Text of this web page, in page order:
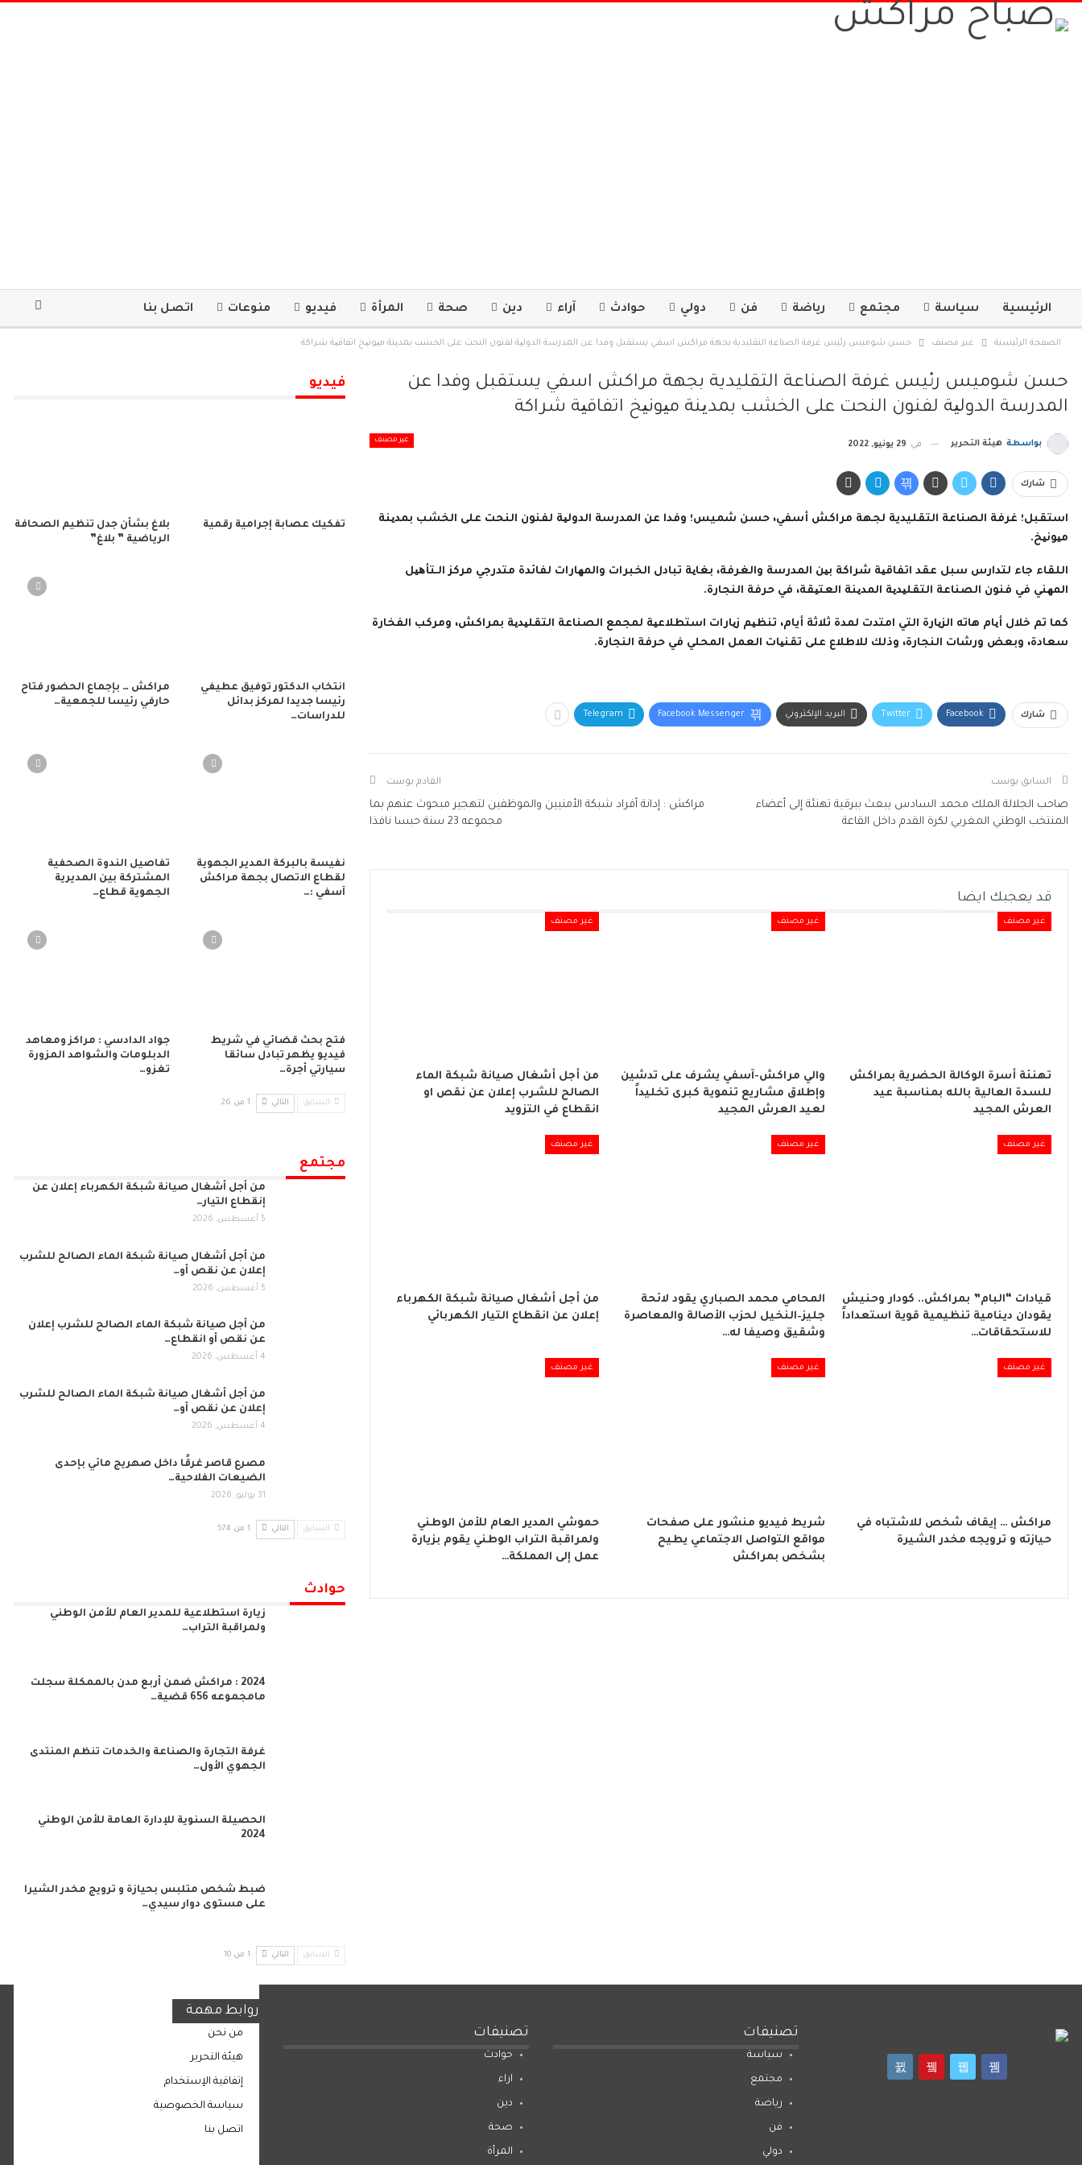
الرئيسية سياسة مجتمع رياضة فن دولي حوادث آراء دين صحة المرأة فيديو منوعات اتصل بنا
الصفحة الرئيسية غير مصنف حسن شوميس رئيس غرفة الصناعة التقليدية بجهة مراكش اسفي يستقبل وفدا عن المدرسة الدولیة لفنون النحت على الخشب بمدینة میونیخ اتفاقیة شراكة
حسن شوميس رئيس غرفة الصناعة التقليدية بجهة مراكش اسفي يستقبل وفدا عن
المدرسة الدولیة لفنون النحت على الخشب بمدینة میونیخ اتفاقیة شراكة
غير مصنف بواسطة هيئة التحرير في 29 يونيو, 2022
شارك
استقبل؛ غرفة الصناعة التقليدية لجهة مراكش أسفي، حسن شميس؛ وفدا عن المدرسة الدولیة لفنون النحت على الخشب بمدینة
میونیخ.
اللقاء جاء لتدارس سبل عقد اتفاقیة شراكة بین المدرسة والغرفة، بغایة تبادل الخبرات والمھارات لفائدة متدرجي مركز الـتأھیل
المھني في فنون الصناعة التقلیدیة المدینة العتیقة، في حرفة النجارة.
كما تم خلال أیام هاته الزیارة التي امتدت لمدة ثلاثة أيام، تنظیم زیارات استطلاعیة لمجمع الصناعة التقلیدیة بمراكش، ومركب الفخارة
سعادة، وبعض ورشات النجارة، وذلك للاطلاع على تقنیات العمل المحلي في حرفة النجارة.
شارك Facebook
Twitter البريد الإلكتروني Facebook Messenger
Telegram
السابق بوست
صاحب الجلالة الملك محمد السادس يبعث ببرقية تهنئة إلى أعضاء
المنتخب الوطني المغربي لكرة القدم داخل القاعة
القادم بوست
مراكش : إدانة أفراد شبكة الأمنيين والموظفين لتهجير مبحوث عنهم بما
مجموعه 23 سنة حبسا نافذا
قد يعجبك ايضا
غير مصنف
تهنئة أسرة الوكالة الحضرية بمراكش
للسدة العالية بالله بمناسبة عيد
العرش المجيد
غير مصنف
والي مراكش-آسفي يشرف على تدشين
وإطلاق مشاريع تنموية كبرى تخليداً
لعيد العرش المجيد
غير مصنف
من أجل أشغال صيانة شبكة الماء
الصالح للشرب إعلان عن نقص او
انقطاع في التزويد
غير مصنف
قيادات “البام” بمراكش.. كودار وحنيش
يقودان دينامية تنظيمية قوية استعداداً
للاستحقاقات…
غير مصنف
المحامي محمد الصباري يقود لائحة
جليز–النخيل لحزب الأصالة والمعاصرة
وشقيق وصيفا له…
غير مصنف
من أجل أشغال صيانة شبكة الكهرباء
إعلان عن انقطاع التيار الكهربائي
غير مصنف
مراكش … إيقاف شخص للاشتباه في
حيازته و ترويجه مخدر الشيرة
غير مصنف
شريط فيديو منشور على صفحات
مواقع التواصل الاجتماعي يطيح
بشخص بمراكش
غير مصنف
حموشي المدير العام للأمن الوطني
ولمراقبة التراب الوطني يقوم بزيارة
عمل إلى المملكة…
فيديو
تفكيك عصابة إجرامية رقمية
بلاغ بشأن جدل تنظيم الصحافة
الرياضية ” بلاغ”
انتخاب الدكتور توفيق عطيفي
رئيسا جديدا لمركز بدائل
للدراسات…
مراكش … بإجماع الحضور فتاح
حارفي رئيسا للجمعية…
نفيسة بالبركة المدير الجهوية
لقطاع الاتصال بجهة مراكش
آسفي :…
تفاصيل الندوة الصحفية
المشتركة بين المديرية
الجهوية قطاع…
فتح بحث قضائي في شريط
فيديو يظهر تبادل سائقا
سيارتي أجرة…
جواد الدادسي : مراكز ومعاهد
الدبلومات والشواهد المزورة
تغزو…
السابق التالي 1 من 26
مجتمع
من أجل أشغال صيانة شبكة الكهرباء إعلان عن
إنقطاع التيار…
5 أغسطس, 2026
من أجل أشغال صيانة شبكة الماء الصالح للشرب
إعلان عن نقص أو…
5 أغسطس, 2026
من أجل صيانة شبكة الماء الصالح للشرب إعلان
عن نقص أو انقطاع…
4 أغسطس, 2026
من أجل أشغال صيانة شبكة الماء الصالح للشرب
إعلان عن نقص أو…
4 أغسطس, 2026
مصرع قاصر غرقًا داخل صهريج مائي بإحدى
الضيعات الفلاحية…
31 يوليو, 2026
السابق التالي 1 من 574
حوادث
زيارة استطلاعية للمدير العام للأمن الوطني
ولمراقبة التراب…
2024 : مراكش ضمن أربع مدن بالممكلة سجلت
مامجموعه 656 قضية…
غرفة التجارة والصناعة والخدمات تنظم المنتدى
الجهوي الأول…
الحصيلة السنوية للإدارة العامة للأمن الوطني
2024
ضبط شخص متلبس بحيازة و ترويج مخدر الشيرا
على مستوى دوار سيدي…
السابق التالي 1 من 10
تصنيفات
سياسة
مجتمع
رياضة
فن
دولي
تصنيفات
حوادث
اراء
دين
صحة
المرأة
روابط مهمة
من نحن
هيئة التحرير
إتفاقية الإستخدام
سياسة الخصوصية
اتصل بنا